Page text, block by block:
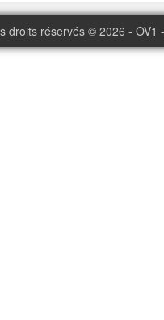
droits réservés © 2026 - OV1